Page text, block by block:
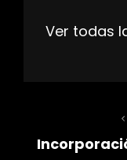
Ver todas